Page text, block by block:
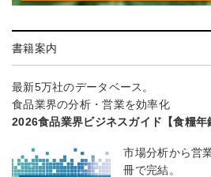
書籍案内
最新5万社のデータベース。
食品業界の分析・営業を効率化
2026食品業界ビジネスガイド【食糧年
市場分析から営
冊で完結。